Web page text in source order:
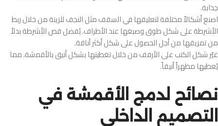
جذابة.
اصنع أشكالاً مختلفة لتعليقها في السقف مثل النجف للزينة من خلال ربط
الأشرطة على شكل طوق وصبغها عند الأطراف. يُفضل قص الأشرطة بدلاً
من تمزيقها من أجل الحصول على شكل أكثر أناقة.
غيّر شكل الكتب على الأرفف من خلال تغطيتها بشكل أنيق بالأقمشة، مما
يُعطيها مظهراً أنيقاً.
نصائح لدمج الأقمشة في
التصميم الداخلي